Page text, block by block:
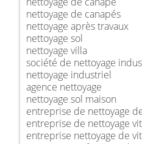
nettoyage de canapés
nettoyage après travaux
nettoyage sol
nettoyage villa
société de nettoyage
nettoyage industriel
agence nettoyage
nettoyage sol maison
entreprise de nettoyage
entreprise de nettoyage
entreprise nettoyage de